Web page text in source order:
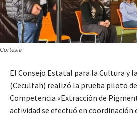
Cortesía
El Consejo Estatal para la Cultura y
(Cecultah) realizó la prueba piloto
Competencia «Extracción de
actividad se efectuó en coordinación